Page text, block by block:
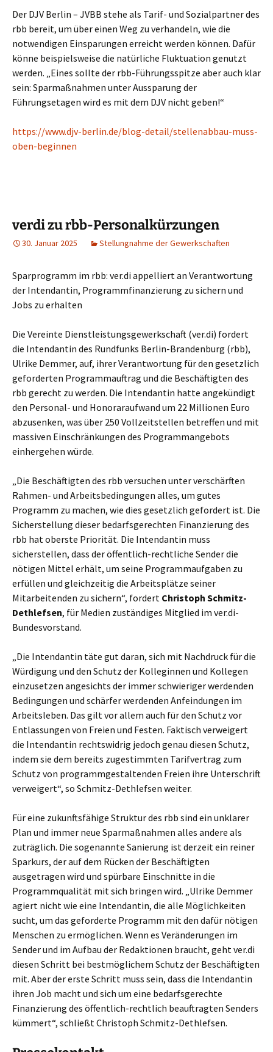
Der DJV Berlin – JVBB stehe als Tarif- und Sozialpartner des
rbb bereit, um über einen Weg zu verhandeln, wie die
notwendigen Einsparungen erreicht werden können. Dafür
könne beispielsweise die natürliche Fluktuation genutzt
werden. „Eines sollte der rbb-Führungsspitze aber auch klar
sein: Sparmaßnahmen unter Aussparung der
Führungsetagen wird es mit dem DJV nicht geben!“
https://www.djv-berlin.de/blog-detail/stellenabbau-muss-
oben-beginnen
verdi zu rbb-Personalkürzungen
30. Januar 2025 Stellungnahme der Gewerkschaften
Sparprogramm im rbb: ver.di appelliert an Verantwortung
der Intendantin, Programmfinanzierung zu sichern und
Jobs zu erhalten
Die Vereinte Dienstleistungsgewerkschaft (ver.di) fordert
die Intendantin des Rundfunks Berlin-Brandenburg (rbb),
Ulrike Demmer, auf, ihrer Verantwortung für den gesetzlich
geforderten Programmauftrag und die Beschäftigten des
rbb gerecht zu werden. Die Intendantin hatte angekündigt
den Personal- und Honoraraufwand um 22 Millionen Euro
abzusenken, was über 250 Vollzeitstellen betreffen und mit
massiven Einschränkungen des Programmangebots
einhergehen würde.
„Die Beschäftigten des rbb versuchen unter verschärften
Rahmen- und Arbeitsbedingungen alles, um gutes
Programm zu machen, wie dies gesetzlich gefordert ist. Die
Sicherstellung dieser bedarfsgerechten Finanzierung des
rbb hat oberste Priorität. Die Intendantin muss
sicherstellen, dass der öffentlich-rechtliche Sender die
nötigen Mittel erhält, um seine Programmaufgaben zu
erfüllen und gleichzeitig die Arbeitsplätze seiner
Mitarbeitenden zu sichern“, fordert Christoph Schmitz-
Dethlefsen, für Medien zuständiges Mitglied im ver.di-
Bundesvorstand.
„Die Intendantin täte gut daran, sich mit Nachdruck für die
Würdigung und den Schutz der Kolleginnen und Kollegen
einzusetzen angesichts der immer schwieriger werdenden
Bedingungen und schärfer werdenden Anfeindungen im
Arbeitsleben. Das gilt vor allem auch für den Schutz vor
Entlassungen von Freien und Festen. Faktisch verweigert
die Intendantin rechtswidrig jedoch genau diesen Schutz,
indem sie dem bereits zugestimmten Tarifvertrag zum
Schutz von programmgestaltenden Freien ihre Unterschrift
verweigert“, so Schmitz-Dethlefsen weiter.
Für eine zukunftsfähige Struktur des rbb sind ein unklarer
Plan und immer neue Sparmaßnahmen alles andere als
zuträglich. Die sogenannte Sanierung ist derzeit ein reiner
Sparkurs, der auf dem Rücken der Beschäftigten
ausgetragen wird und spürbare Einschnitte in die
Programmqualität mit sich bringen wird. „Ulrike Demmer
agiert nicht wie eine Intendantin, die alle Möglichkeiten
sucht, um das geforderte Programm mit den dafür nötigen
Menschen zu ermöglichen. Wenn es Veränderungen im
Sender und im Aufbau der Redaktionen braucht, geht ver.di
diesen Schritt bei bestmöglichem Schutz der Beschäftigten
mit. Aber der erste Schritt muss sein, dass die Intendantin
ihren Job macht und sich um eine bedarfsgerechte
Finanzierung des öffentlich-rechtlich beauftragten Senders
kümmert“, schließt Christoph Schmitz-Dethlefsen.